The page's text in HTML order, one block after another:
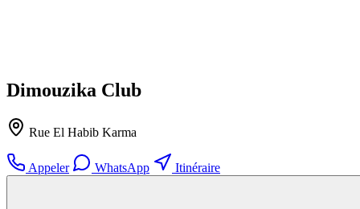
Dimouzika Club
Rue El Habib Karma
Appeler WhatsApp Itinéraire